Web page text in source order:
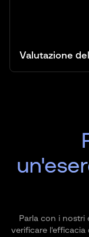
Valutazione
Parla con i nostri
verificare l'efficacia